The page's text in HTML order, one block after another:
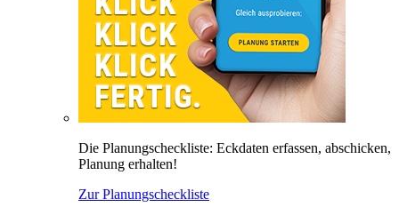
Die Planungscheckliste: Eckdaten erfassen, abschicken,
Planung erhalten!
Zur Planungscheckliste